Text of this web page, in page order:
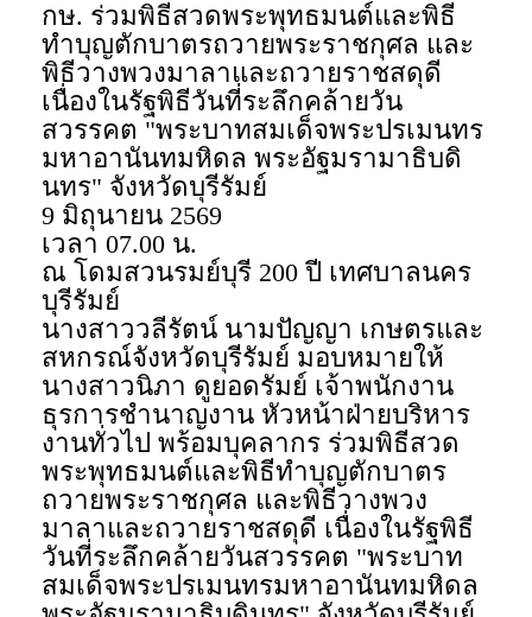
กษ. ร่วมพิธีสวดพระพุทธมนต์และพิธี
ทำบุญตักบาตรถวายพระราชกุศล และ
พิธีวางพวงมาลาและถวายราชสดุดี
เนื่องในรัฐพิธีวันที่ระลึกคล้ายวัน
สวรรคต "พระบาทสมเด็จพระปรเมนทร
มหาอานันทมหิดล พระอัฐมรามาธิบดิ
นทร" จังหวัดบุรีรัมย์
9 มิถุนายน 2569
เวลา 07.00 น.
ณ โดมสวนรมย์บุรี 200 ปี เทศบาลนคร
บุรีรัมย์
นางสาววลีรัตน์ นามปัญญา เกษตรและ
สหกรณ์จังหวัดบุรีรัมย์ มอบหมายให้
นางสาวนิภา ดูยอดรัมย์ เจ้าพนักงาน
ธุรการชำนาญงาน หัวหน้าฝ่ายบริหาร
งานทั่วไป พร้อมบุคลากร ร่วมพิธีสวด
พระพุทธมนต์และพิธีทำบุญตักบาตร
ถวายพระราชกุศล และพิธีวางพวง
มาลาและถวายราชสดุดี เนื่องในรัฐพิธี
วันที่ระลึกคล้ายวันสวรรคต "พระบาท
สมเด็จพระปรเมนทรมหาอานันทมหิดล